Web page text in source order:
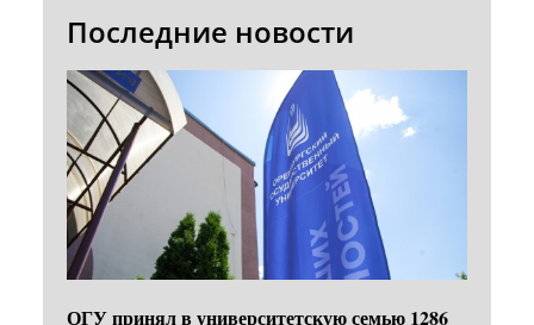
Последние новости
ОГУ принял в университетскую семью 1286